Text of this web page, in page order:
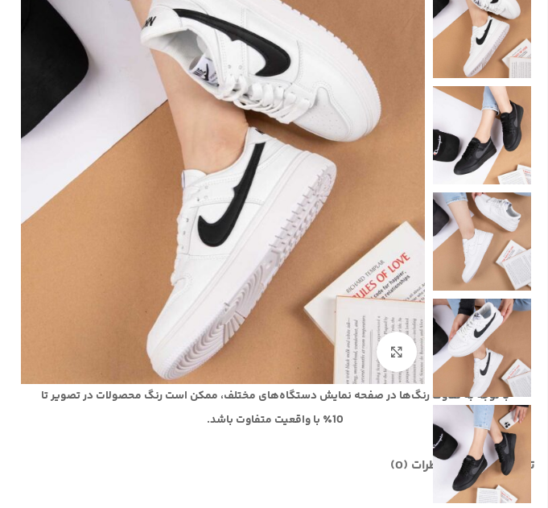
بزرگنمایی تصویر
با توجه به تفاوت رنگ‌ها در صفحه نمایش دستگاه‌های مختلف، ممکن است رنگ محصولات در تصویر تا
10٪ با واقعیت متفاوت باشد.
توضیحات تکمیلینظرات (0)